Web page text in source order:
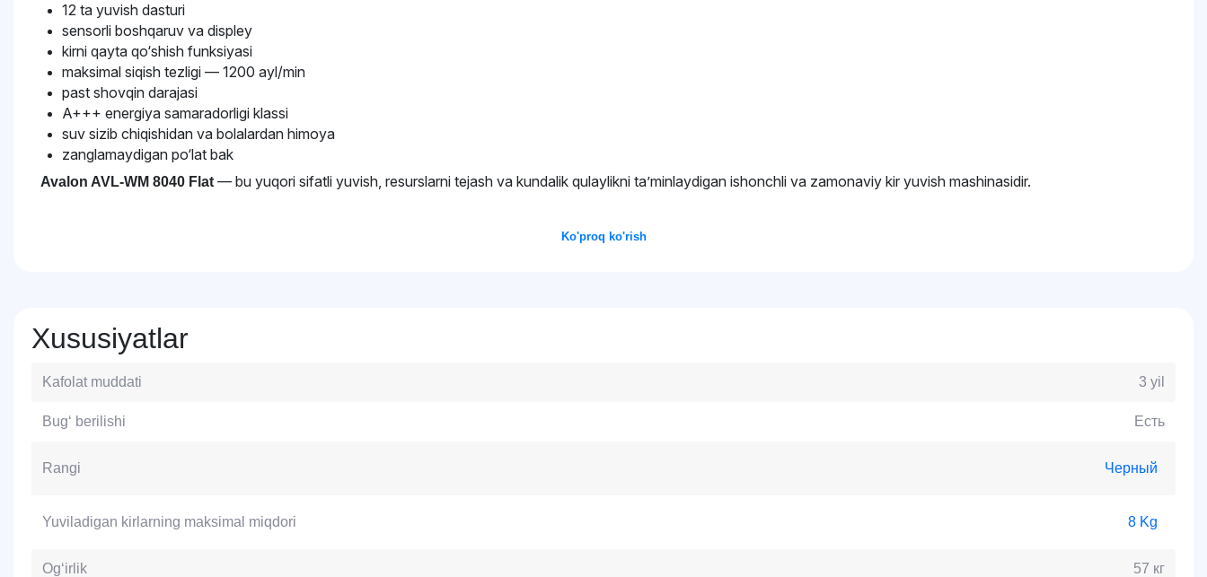
12 ta yuvish dasturi
sensorli boshqaruv va displey
kirni qayta qo‘shish funksiyasi
maksimal siqish tezligi — 1200 ayl/min
past shovqin darajasi
A+++ energiya samaradorligi klassi
suv sizib chiqishidan va bolalardan himoya
zanglamaydigan po‘lat bak
Avalon AVL-WM 8040 Flat— bu yuqori sifatli yuvish, resurslarni tejash va kundalik qulaylikni ta’minlaydigan ishonchli va zamonaviy kir yuvish mashinasidir.
Ko'proq ko'rish
Xususiyatlar
Kafolat muddati 3 yil
Bug‘ berilishi Есть
Rangi Черный
Yuviladigan kirlarning maksimal miqdori 8 Kg
Og‘irlik 57 кг